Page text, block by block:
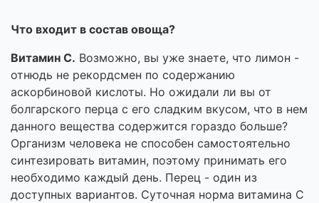
Что входит в состав овоща?
Витамин С. Возможно, вы уже знаете, что лимон -
отнюдь не рекордсмен по содержанию
аскорбиновой кислоты. Но ожидали ли вы от
болгарского перца с его сладким вкусом, что в нем
данного вещества содержится гораздо больше?
Организм человека не способен самостоятельно
синтезировать витамин, поэтому принимать его
необходимо каждый день. Перец - один из
доступных вариантов. Суточная норма витамина С